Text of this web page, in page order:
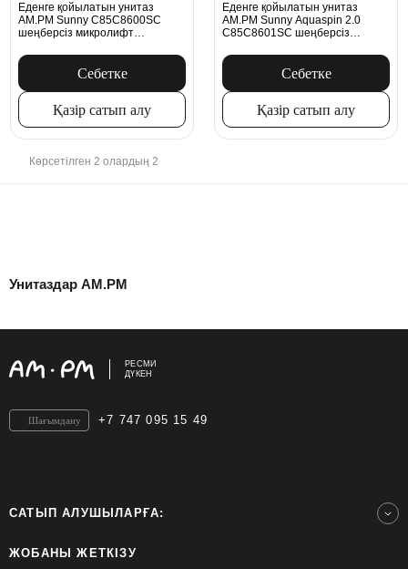
Еденге қойылатын унитаз
AM.PM Sunny C85C8600SC
шеңберсіз микролифт
Себетке
Қазір сатып алу
Еденге қойылатын унитаз
AM.PM Sunny Aquaspin 2.0
C85C8601SC шеңберсіз
түсті
Себетке
Қазір сатып алу
Көрсетілген 2 олардың 2
Унитаздар AM.PM
РЕСМИ
ДҮКЕН
+7 747 095 15 49
Шағымдану
САТЫП АЛУШЫЛАРҒА:
ЖОБАНЫ ЖЕТКІЗУ